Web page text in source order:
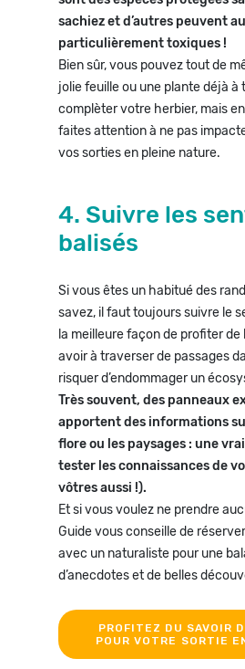
sachiez et d’autres peuvent
particulièrement toxiques !
Bien sûr, vous pouvez tout de
jolie feuille ou une plante déjà à
complèter votre herbier, mais
faites attention à ne pas
vos sorties en pleine nature.
4. Suivre les
balisés
Si vous êtes un habitué des
savez, il faut toujours suivre le
la meilleure façon de profiter de
avoir à traverser de passages
risquer d’endommager un
Très souvent, des panneaux
apportent des informations
flore ou les paysages : une
tester les connaissances de
vôtres aussi !).
Et si vous voulez ne prendre
Guide vous conseille de
avec un naturaliste pour une
d’anecdotes et de belles
PROFITEZ DU SAVOIR
POUR VOTRE SORTIE